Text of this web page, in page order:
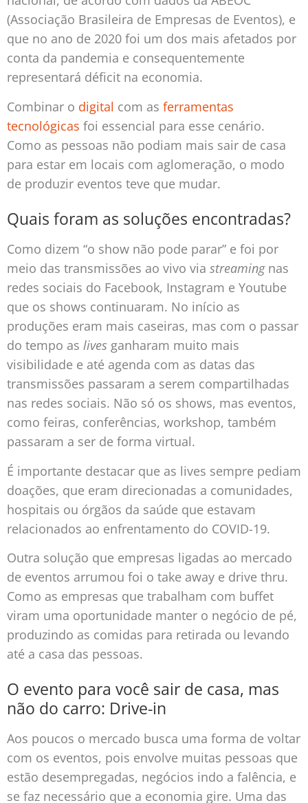
(Associação Brasileira de Empresas de Eventos), e
que no ano de 2020 foi um dos mais afetados por
conta da pandemia e consequentemente
representará déficit na economia.
Combinar o digital com as ferramentas
tecnológicas foi essencial para esse cenário.
Como as pessoas não podiam mais sair de casa
para estar em locais com aglomeração, o modo
de produzir eventos teve que mudar.
Quais foram as soluções encontradas?
Como dizem “o show não pode parar” e foi por
meio das transmissões ao vivo via streaming nas
redes sociais do Facebook, Instagram e Youtube
que os shows continuaram. No início as
produções eram mais caseiras, mas com o passar
do tempo as lives ganharam muito mais
visibilidade e até agenda com as datas das
transmissões passaram a serem compartilhadas
nas redes sociais. Não só os shows, mas eventos,
como feiras, conferências, workshop, também
passaram a ser de forma virtual.
É importante destacar que as lives sempre pediam
doações, que eram direcionadas a comunidades,
hospitais ou órgãos da saúde que estavam
relacionados ao enfrentamento do COVID-19.
Outra solução que empresas ligadas ao mercado
de eventos arrumou foi o take away e drive thru.
Como as empresas que trabalham com buffet
viram uma oportunidade manter o negócio de pé,
produzindo as comidas para retirada ou levando
até a casa das pessoas.
O evento para você sair de casa, mas
não do carro: Drive-in
Aos poucos o mercado busca uma forma de voltar
com os eventos, pois envolve muitas pessoas que
estão desempregadas, negócios indo a falência, e
se faz necessário que a economia gire. Uma das